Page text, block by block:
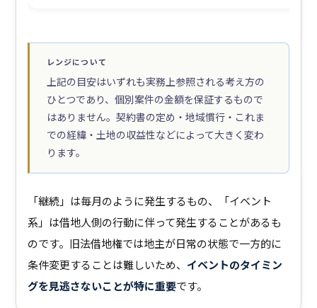
レンジについて
上記の目安はいずれも実務上参照される考え方の
ひとつであり、個別案件の金額を保証するもので
はありません。契約書の定め・地域慣行・これま
での経緯・土地の収益性などによって大きく変わ
ります。
「継続」は毎月のように発生するもの、「イベント
系」は借地人側の行動に伴って発生することがあるも
のです。旧法借地権では地主が日常の状態で一方的に
条件変更することは難しいため、 イベントのタイミン
グを見逃さないことが特に重要です。